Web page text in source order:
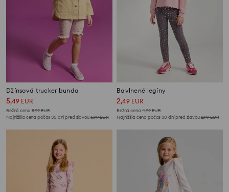
Džínsová trucker bunda
5,49 EUR
Bežná cena 8,99EUR
Najnižšia cena počas 30 dní pred zľavou6,99EUR
Bavlnené legíny
2,49 EUR
Bežná cena 4,99EUR
Najnižšia cena počas 30 dní pred zľavou2,99EUR